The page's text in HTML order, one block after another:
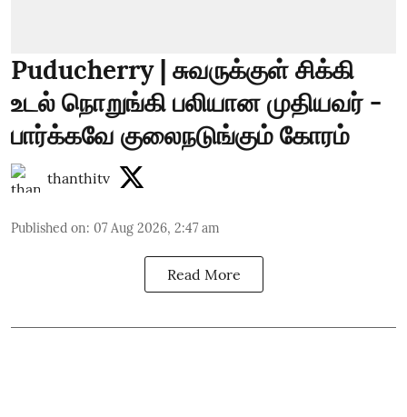
Puducherry | சுவருக்குள் சிக்கி
உடல் நொறுங்கி பலியான முதியவர் -
பார்க்கவே குலைநடுங்கும் கோரம்
thanthitv
Published on: 07 Aug 2026, 2:47 am
Read More